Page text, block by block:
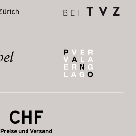
CHF
Preise und Versand